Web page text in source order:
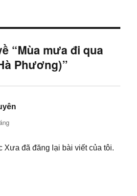
“Mùa mưa đi qua
Phương)”
Xưa đã đăng lại bài viết của tôi.